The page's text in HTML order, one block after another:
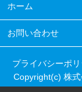
ホーム
お問い合わせ
プライバシーポ
Copyright(c) 株